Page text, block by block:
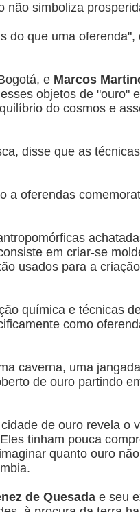
não simboliza
do que uma oferenda",
e Marcos
objetos de "ouro"
do cosmos e
disse que as
a oferendas
em criar-se
usados para a
química e técnicas
como
caverna, uma
de ouro partindo
de ouro revela o
tinham pouca
quanto ouro
de Quesada e seu